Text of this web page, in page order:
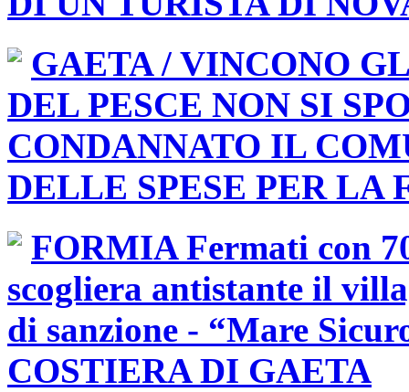
GAETA / VINCONO
DEL PESCE NON SI
CONDANNATO IL
DELLE SPESE PER LA
FORMIA Fermati con
scogliera antistante il
di sanzione - “Mare
COSTIERA DI GAETA